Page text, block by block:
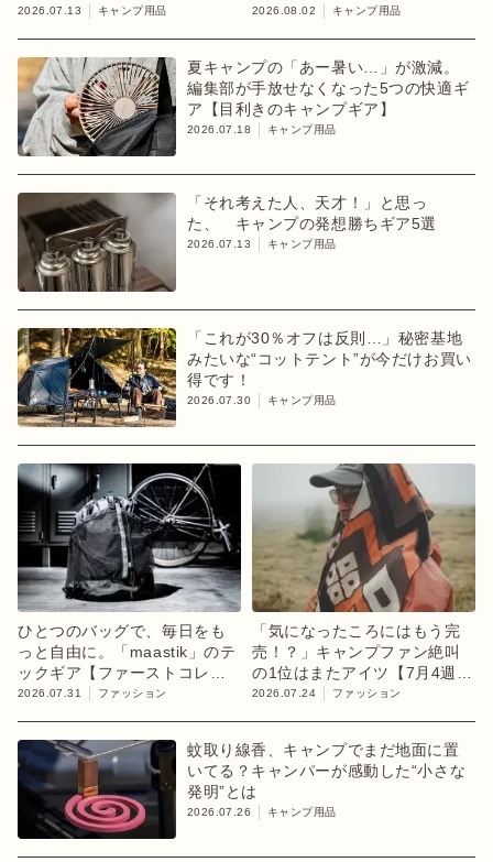
プギア】
2026.07.13 キャンプ用品
台
2026.08.02 キャンプ用品
夏キャンプの「あー暑い…」が激減。
編集部が手放せなくなった5つの快適ギ
ア【目利きのキャンプギア】
2026.07.18 キャンプ用品
「それ考えた人、天才！」と思っ
た、 キャンプの発想勝ちギア5選
2026.07.13 キャンプ用品
「これが30％オフは反則…」秘密基地
みたいな“コットテント”が今だけお買い
得です！
2026.07.30 キャンプ用品
ひとつのバッグで、毎日をも
っと自由に。「maastik」のテ
ックギア【ファーストコレク
ション「chapter 1」】
2026.07.31 ファッション
「気になったころにはもう完
売！？」キャンプファン絶叫
の1位はまたアイツ【7月4週ラ
ンキング】
2026.07.24 ファッション
蚊取り線香、キャンプでまだ地面に置
いてる？キャンパーが感動した“小さな
発明”とは
2026.07.26 キャンプ用品